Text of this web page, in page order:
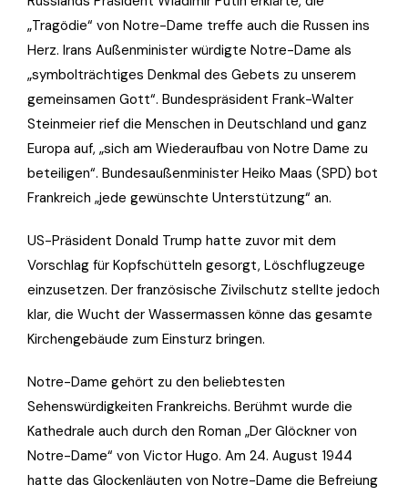
„Tragödie“ von Notre-Dame treffe auch die Russen ins
Herz. Irans Außenminister würdigte Notre-Dame als
„symbolträchtiges Denkmal des Gebets zu unserem
gemeinsamen Gott“. Bundespräsident Frank-Walter
Steinmeier rief die Menschen in Deutschland und ganz
Europa auf, „sich am Wiederaufbau von Notre Dame zu
beteiligen“. Bundesaußenminister Heiko Maas (SPD) bot
Frankreich „jede gewünschte Unterstützung“ an.
US-Präsident Donald Trump hatte zuvor mit dem
Vorschlag für Kopfschütteln gesorgt, Löschflugzeuge
einzusetzen. Der französische Zivilschutz stellte jedoch
klar, die Wucht der Wassermassen könne das gesamte
Kirchengebäude zum Einsturz bringen.
Notre-Dame gehört zu den beliebtesten
Sehenswürdigkeiten Frankreichs. Berühmt wurde die
Kathedrale auch durch den Roman „Der Glöckner von
Notre-Dame“ von Victor Hugo. Am 24. August 1944
hatte das Glockenläuten von Notre-Dame die Befreiung